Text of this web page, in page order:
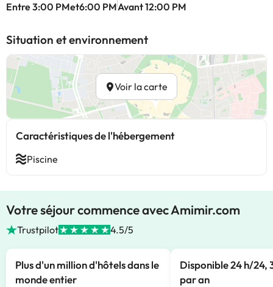
Entre 3:00 PMet6:00 PMAvant 12:00 PM
Situation et environnement
Voir la carte
Caractéristiques de l'hébergement
Piscine
Votre séjour commence avec Amimir.com
Trustpilot 4.5/5
Plus d'un million d'hôtels dans le
monde entier
Disponible 24 h/24,
par an